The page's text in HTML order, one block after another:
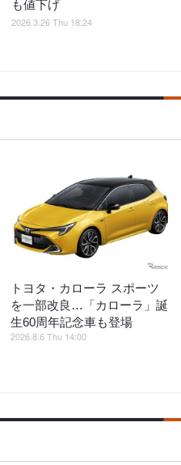
も値下げ
2026.3.26 Thu 18:24
トヨタ・カローラ スポーツ
を一部改良…「カローラ」誕
生60周年記念車も登場
2026.8.6 Thu 14:00